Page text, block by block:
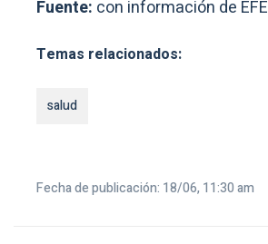
Fuente: con información de EFE
Temas relacionados:
salud
Fecha de publicación: 18/06, 11:30 am